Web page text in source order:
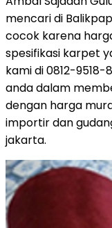
mencari di
cocok karena
spesifikasi karpet
kami di 0812-
anda dalam
dengan harga
importir dan
jakarta.